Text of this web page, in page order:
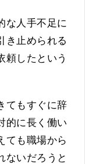
な人手不足に
き止められる
頼したという
てもすぐに辞
的に長く働い
ても職場から
ないだろうと